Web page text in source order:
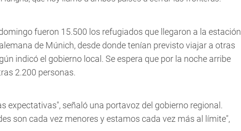
fueron 15.500 los refugiados que llegaron a la estación
de Múnich, desde donde tenían previsto viajar a otras
indicó el gobierno local. Se espera que por la noche arribe
2.200 personas.
expectativas", señaló una portavoz del gobierno regional.
son cada vez menores y estamos cada vez más al límite",